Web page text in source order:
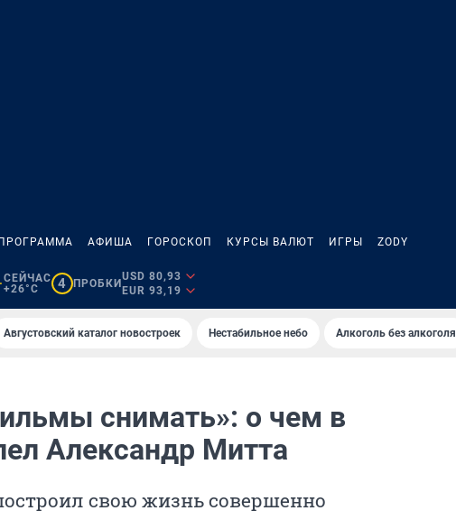
АФИША ГОРОСКОП КУРСЫ ВАЛЮТ ИГРЫ ZODY
СЕЙЧАС
+26°C
4 ПРОБКИ
USD 80,93
EUR 93,19
Августовский каталог новостроек Нестабильное небо Алкоголь без алкоголя
снимать»: о чем в
Александр Митта
свою жизнь совершенно